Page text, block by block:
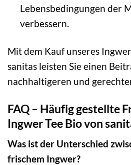
Lebensbedingungen der
verbessern.
Mit dem Kauf unseres
sanitas leisten Sie einen
nachhaltigeren und
FAQ – Häufig gestellte
Ingwer Tee Bio von
Was ist der Unterschied
frischem Ingwer?